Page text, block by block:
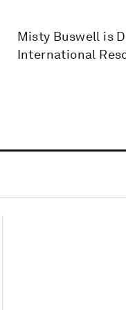
Misty Buswell is
International